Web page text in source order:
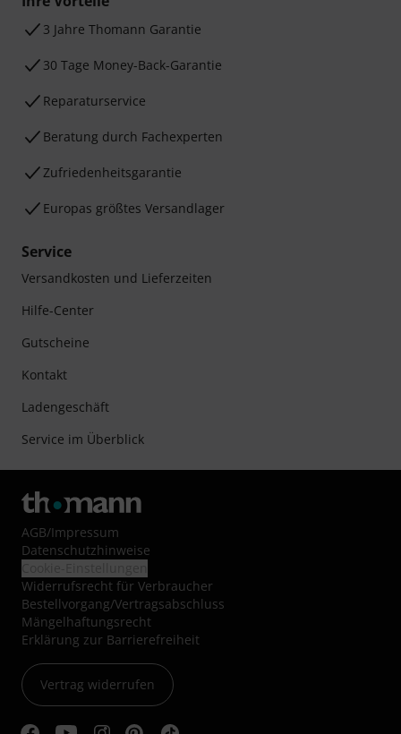
3 Jahre Thomann Garantie
30 Tage Money-Back-Garantie
Reparaturservice
Beratung durch Fachexperten
Zufriedenheitsgarantie
Europas größtes Versandlager
Service
Versandkosten und Lieferzeiten
Hilfe-Center
Gutscheine
Kontakt
Ladengeschäft
Service im Überblick
AGB/Impressum
Datenschutzhinweise
Widerrufsrecht für Verbraucher
Bestellvorgang/Vertragsabschluss
Mängelhaftungsrecht
Erklärung zur Barrierefreiheit
Vertrag widerrufen